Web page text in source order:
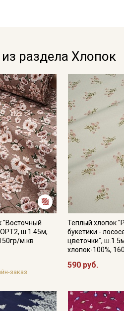
раздела Хлопок
"Восточный
ш.1.45м,
м.кв
заказ
Теплый хлопок
букетики -
цветочки",
хлопок-100%,
590 руб.